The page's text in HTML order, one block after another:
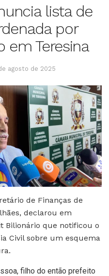
lista de
por
em Teresina
agosto de 2025
de Finanças de
declarou em
Bilionário que notificou o
Civil sobre um esquema
filho do então prefeito